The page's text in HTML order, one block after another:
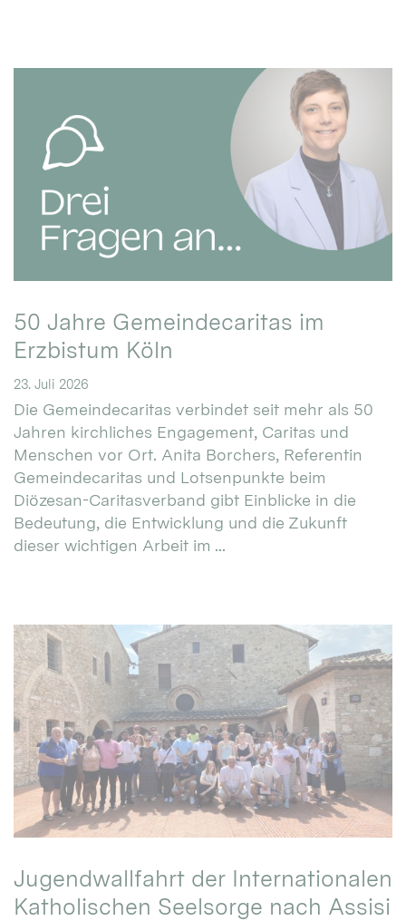
50 Jahre Gemeindecaritas im
Erzbistum Köln
23. Juli 2026
Die Gemeindecaritas verbindet seit mehr als 50
Jahren kirchliches Engagement, Caritas und
Menschen vor Ort. Anita Borchers, Referentin
Gemeindecaritas und Lotsenpunkte beim
Diözesan-Caritasverband gibt Einblicke in die
Bedeutung, die Entwicklung und die Zukunft
dieser wichtigen Arbeit im ...
Jugendwallfahrt der Internationalen
Katholischen Seelsorge nach Assisi